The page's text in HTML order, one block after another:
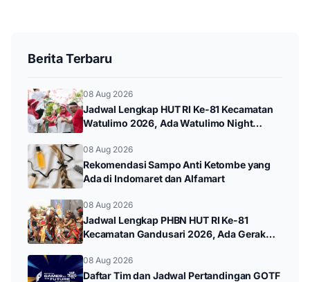
Berita Terbaru
08 Aug 2026
Jadwal Lengkap HUT RI Ke-81 Kecamatan
Watulimo 2026, Ada Watulimo Night
08 Aug 2026
Rekomendasi Sampo Anti Ketombe yang
Ada di Indomaret dan Alfamart
08 Aug 2026
Jadwal Lengkap PHBN HUT RI Ke-81
Kecamatan Gandusari 2026, Ada Gerak
08 Aug 2026
Daftar Tim dan Jadwal Pertandingan GOTF